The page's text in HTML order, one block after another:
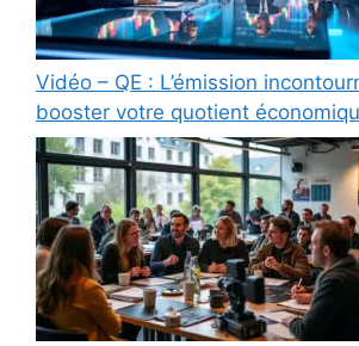
Vidéo – QE : L’émission
booster votre quotient